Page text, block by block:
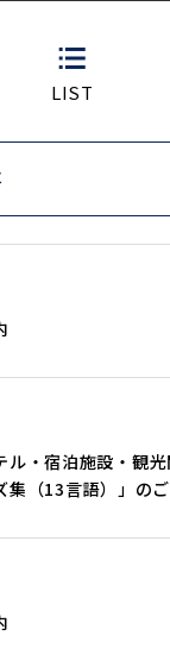
LIST
ル・宿泊施設・観
集（13言語）」の